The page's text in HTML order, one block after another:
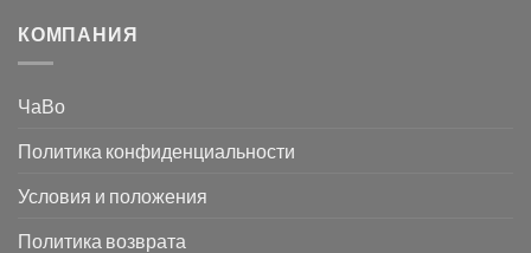
КОМПАНИЯ
ЧаВо
Политика конфиденциальности
Условия и положения
Политика возврата